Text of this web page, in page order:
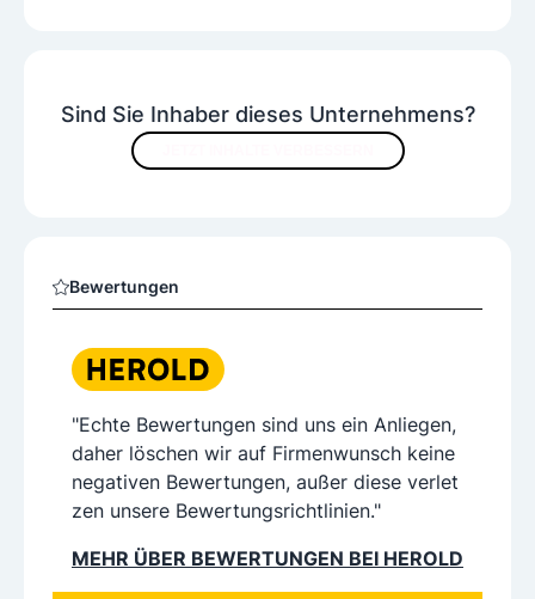
Sind Sie Inhaber dieses Unternehmens?
Bewertungen
"Echte Bewertungen sind uns ein Anliegen,
daher löschen wir auf Firmenwunsch keine
negativen Bewertungen, außer diese verlet
zen unsere Bewertungsrichtlinien."
MEHR ÜBER BEWERTUNGEN BEI HEROLD